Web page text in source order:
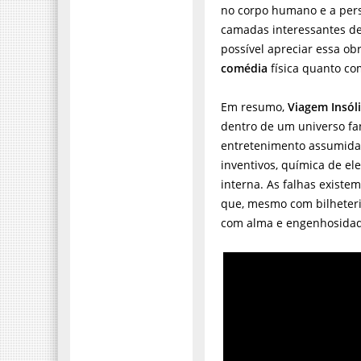
no corpo humano e a
camadas interessantes
possível apreciar essa
comédia física quanto
Em resumo,Viagem
dentro de um universo
entretenimento
inventivos, química de
interna. As falhas
que, mesmo com
com alma e